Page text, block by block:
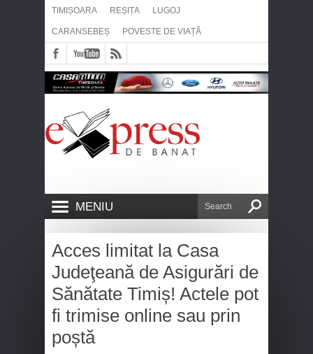
TIMIȘOARA REȘIȚA LUGOJ
CARANSEBEȘ POVESTE DE VIAȚĂ
MENIU
Acces limitat la Casa
Judeţeană de Asigurări de
Sănătate Timiș! Actele pot
fi trimise online sau prin
poștă